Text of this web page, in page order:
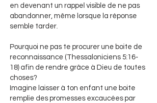
en devenant un rappel visible de ne pas
abandonner, même lorsque la réponse
semble tarder.
Pourquoi ne pas te procurer une boite de
reconnaissance (Thessaloniciens 5:16-
18) afin de rendre grâce à Dieu de toutes
choses?
Imagine laisser à ton enfant une boite
remplie des promesses excaucées par